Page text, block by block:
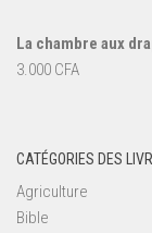
La chambre aux
3.000 CFA
CATÉGORIES DES
Agriculture
Bible